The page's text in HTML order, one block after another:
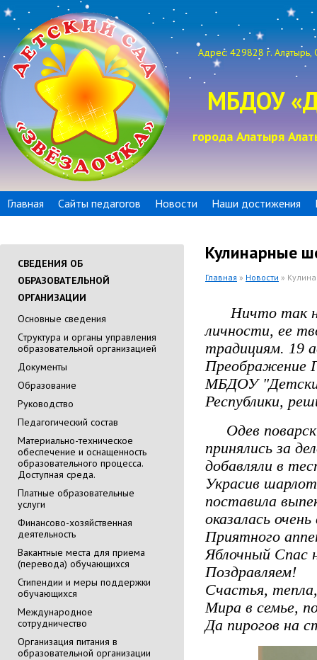
Адрес: 429828 г. Алатырь,
МБДОУ
города Алатыря
Главная Сайты педагогов Новости Наши достижения
СВЕДЕНИЯ ОБ
ОБРАЗОВАТЕЛЬНОЙ
ОРГАНИЗАЦИИ
Основные сведения
Cтруктура и органы управления
образовательной организацией
Документы
Образование
Руководство
Педагогический состав
Материально-техническое
обеспечение и оснащенность
образовательного процесса.
Доступная среда.
Платные образовательные
услуги
Финансово-хозяйственная
деятельность
Вакантные места для приема
(перевода) обучающихся
Стипендии и меры поддержки
обучающихся
Международное
сотрудничество
Организация питания в
образовательной организации
Кулинарные
Главная » Новости »
Ничто так не
личности, ее
традициям. 19
Преображение
МБДОУ
Республики,
Одев
принялись за
добавляли в
Украсив
поставила
оказалась
Приятного
Яблочный Спас
Поздравляем!
Счастья,
Мира в семье,
Да пирогов на